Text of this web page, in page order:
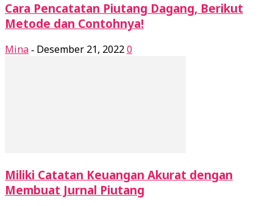
Cara Pencatatan Piutang Dagang, Berikut
Metode dan Contohnya!
Mina - Desember 21, 20220
Miliki Catatan Keuangan Akurat dengan
Membuat Jurnal Piutang